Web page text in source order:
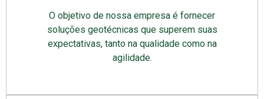
O objetivo de nossa empresa é fornecer
soluções geotécnicas que superem suas
expectativas, tanto na qualidade como na
agilidade.